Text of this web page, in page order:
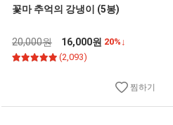
꽃마 추억의 강냉이 (5봉)
20,000원 16,000원 20%↓
(2,093)
찜하기